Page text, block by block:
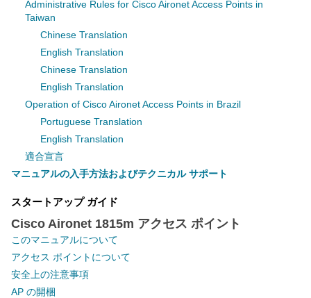
Administrative Rules for Cisco Aironet Access Points in
Taiwan
Chinese Translation
English Translation
Chinese Translation
English Translation
Operation of Cisco Aironet Access Points in Brazil
Portuguese Translation
English Translation
適合宣言
マニュアルの入手方法およびテクニカル サポート
スタートアップ ガイド
Cisco Aironet 1815m アクセス ポイント
このマニュアルについて
アクセス ポイントについて
安全上の注意事項
AP の開梱